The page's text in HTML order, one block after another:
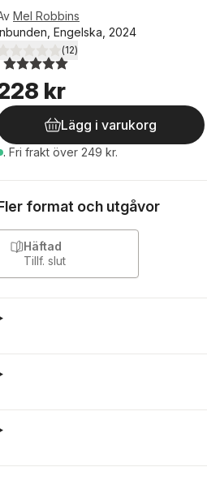
Mel Robbins
Engelska, 2024
5,0utav 5 stjärnor. Totalt antal röster:
(12)
kr
Lägg i varukorg
. Fri frakt över 249 kr.
format och utgåvor
Häftad
Tillf. slut